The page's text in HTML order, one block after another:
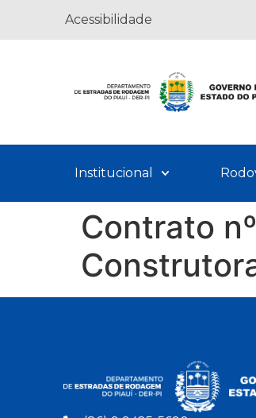
Acessibilidade
Institucional
Contrato